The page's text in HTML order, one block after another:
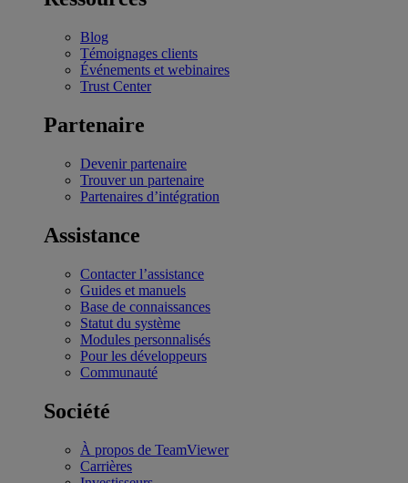
Blog
Témoignages clients
Événements et webinaires
Trust Center
Partenaire
Devenir partenaire
Trouver un partenaire
Partenaires d’intégration
Assistance
Contacter l’assistance
Guides et manuels
Base de connaissances
Statut du système
Modules personnalisés
Pour les développeurs
Communauté
Société
À propos de TeamViewer
Carrières